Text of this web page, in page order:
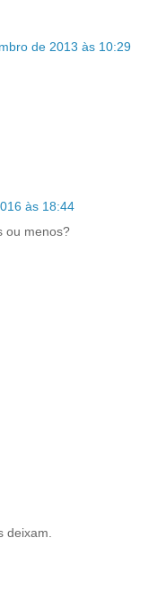
de 2013 às 10:29
às 18:44
ou menos?
deixam.